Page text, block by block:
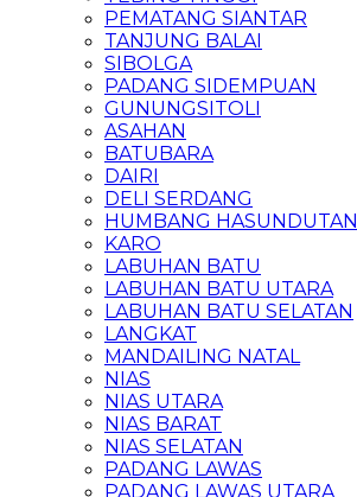
PEMATANG SIANTAR
TANJUNG BALAI
SIBOLGA
PADANG SIDEMPUAN
GUNUNGSITOLI
ASAHAN
BATUBARA
DAIRI
DELI SERDANG
HUMBANG HASUNDUTAN
KARO
LABUHAN BATU
LABUHAN BATU UTARA
LABUHAN BATU SELATAN
LANGKAT
MANDAILING NATAL
NIAS
NIAS UTARA
NIAS BARAT
NIAS SELATAN
PADANG LAWAS
PADANG LAWAS UTARA